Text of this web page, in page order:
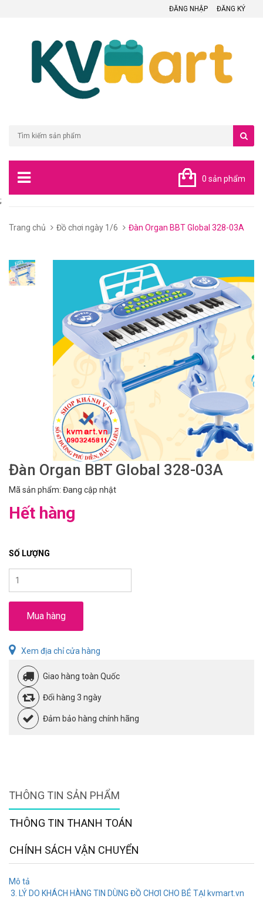
ĐĂNG NHẬP ĐĂNG KÝ
0 sản phẩm
;
Trang chủ Đồ chơi ngày 1/6 Đàn Organ BBT Global 328-03A
Đàn Organ BBT Global 328-03A
Mã sản phẩm: Đang cập nhật
Hết hàng
SỐ LƯỢNG
Mua hàng
Xem địa chỉ cửa hàng
Giao hàng toàn Quốc
Đổi hàng 3 ngày
Đảm bảo hàng chính hãng
THÔNG TIN SẢN PHẨM
THÔNG TIN THANH TOÁN
CHÍNH SÁCH VẬN CHUYỂN
Mô tả
3. LÝ DO KHÁCH HÀNG TIN DÙNG ĐỒ CHƠI CHO BÉ TẠI kvmart.vn